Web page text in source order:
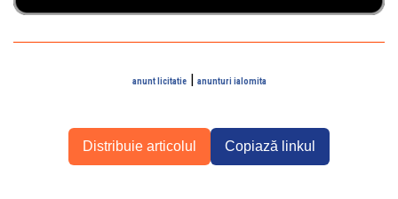
anunt licitatie| anunturi ialomita
Distribuie articolul Copiază linkul